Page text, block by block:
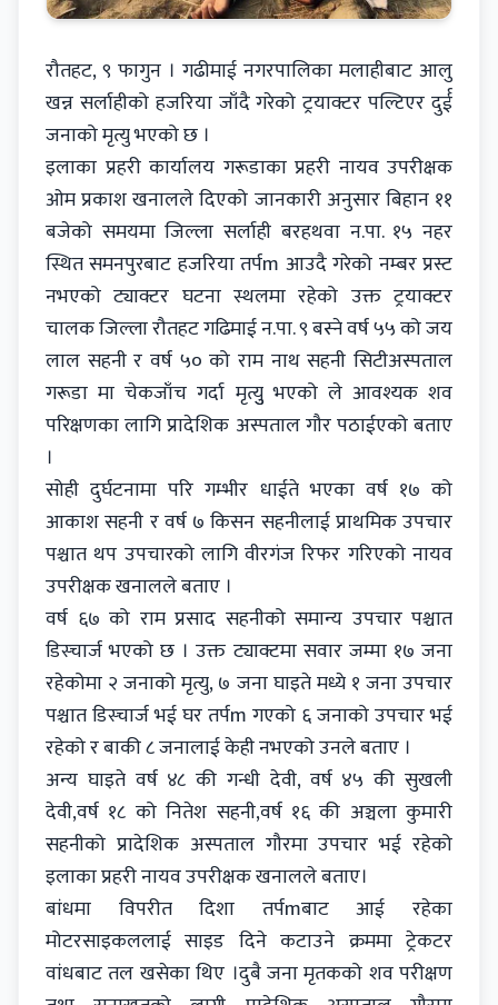
रौतहट, ९ फागुन । गढीमाई नगरपालिका मलाहीबाट आलु
खन्न सर्लाहीको हजरिया जाँदै गरेको ट्रयाक्टर पल्टिएर दुर्ई
जनाको मृत्यु भएको छ ।
इलाका प्रहरी कार्यालय गरूडाका प्रहरी नायव उपरीक्षक
ओम प्रकाश खनालले दिएको जानकारी अनुसार बिहान ११
बजेको समयमा जिल्ला सर्लाही बरहथवा न.पा. १५ नहर
स्थित समनपुरबाट हजरिया तर्पm आउदै गरेको नम्बर प्रस्ट
नभएको ट्याक्टर घटना स्थलमा रहेको उक्त ट्रयाक्टर
चालक जिल्ला रौतहट गढिमाई न.पा. ९ बस्ने वर्ष ५५ को जय
लाल सहनी र वर्ष ५० को राम नाथ सहनी सिटीअस्पताल
गरूडा मा चेकजाँच गर्दा मृत्युु भएको ले आवश्यक शव
परिक्षणका लागि प्रादेशिक अस्पताल गौर पठाईएको बताए
।
सोही दुर्घटनामा परि गम्भीर धाईते भएका वर्ष १७ को
आकाश सहनी र वर्ष ७ किसन सहनीलाई प्राथमिक उपचार
पश्चात थप उपचारको लागि वीरगंज रिफर गरिएको नायव
उपरीक्षक खनालले बताए ।
वर्ष ६७ को राम प्रसाद सहनीको समान्य उपचार पश्चात
डिस्चार्ज भएको छ । उक्त ट्याक्टमा सवार जम्मा १७ जना
रहेकोमा २ जनाको मृत्यु, ७ जना घाइते मध्ये १ जना उपचार
पश्चात डिस्चार्ज भई घर तर्पm गएको ६ जनाको उपचार भई
रहेको र बाकी ८ जनालाई केही नभएको उनले बताए ।
अन्य घाइते वर्ष ४८ की गन्धी देवी, वर्ष ४५ की सुखली
देवी,वर्ष १८ को नितेश सहनी,वर्ष १६ की अञ्चला कुमारी
सहनीको प्रादेशिक अस्पताल गौरमा उपचार भई रहेको
इलाका प्रहरी नायव उपरीक्षक खनालले बताए।
बांधमा विपरीत दिशा तर्पmबाट आई रहेका
मोटरसाइकललाई साइड दिने कटाउने क्रममा ट्रेकटर
वांधबाट तल खसेका थिए ।दुबै जना मृतकको शव परीक्षण